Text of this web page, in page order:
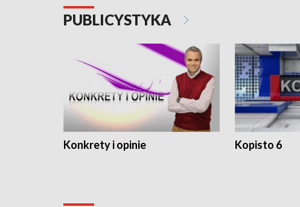
PUBLICYSTYKA
Konkrety i opinie Kopisto 6